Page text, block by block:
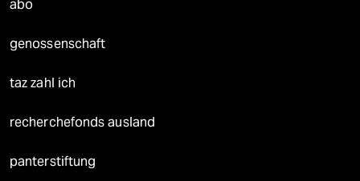
abo
genossenschaft
taz zahl ich
recherchefonds ausland
panterstiftung